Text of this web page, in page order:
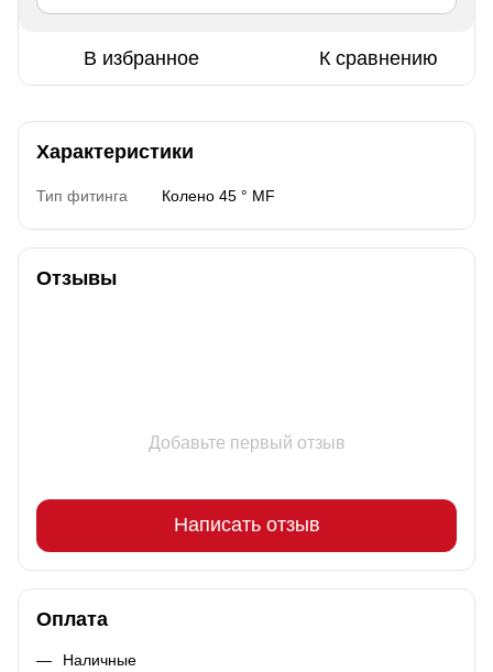
В избранное К сравнению
Характеристики
Тип фитинга Колено 45 ° MF
Отзывы
Добавьте первый отзыв
Написать отзыв
Оплата
Наличные